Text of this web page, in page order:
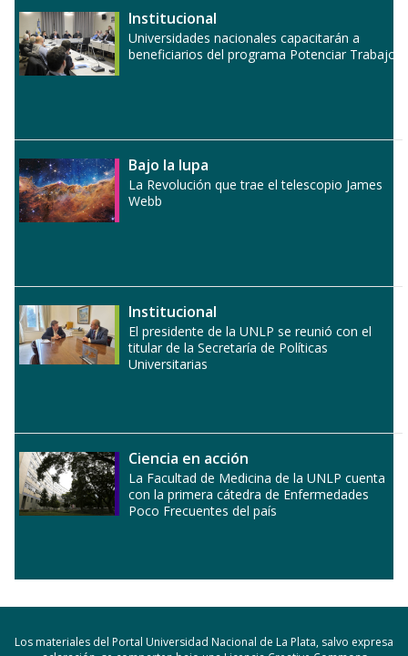
Institucional
Universidades nacionales capacitarán a
beneficiarios del programa Potenciar Trabajo
Bajo la lupa
La Revolución que trae el telescopio James
Webb
Institucional
El presidente de la UNLP se reunió con el
titular de la Secretaría de Políticas
Universitarias
Ciencia en acción
La Facultad de Medicina de la UNLP cuenta
con la primera cátedra de Enfermedades
Poco Frecuentes del país
Los materiales del Portal Universidad Nacional de La Plata, salvo expresa